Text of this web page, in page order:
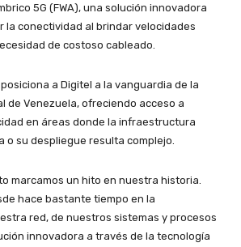
5G (FWA), una solución innovadora
la conectividad al brindar velocidades
de costoso cableado.
a Digitel a la vanguardia de la
de Venezuela, ofreciendo acceso a
en áreas donde la infraestructura
o su despliegue resulta complejo.
marcamos un hito en nuestra historia.
hace bastante tiempo en la
red, de nuestros sistemas y procesos
innovadora a través de la tecnología